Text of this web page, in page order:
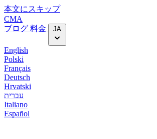
本文にスキップ
CMA
ブログ 料金 JA
English
Polski
Français
Deutsch
Hrvatski
עברית
Italiano
Español